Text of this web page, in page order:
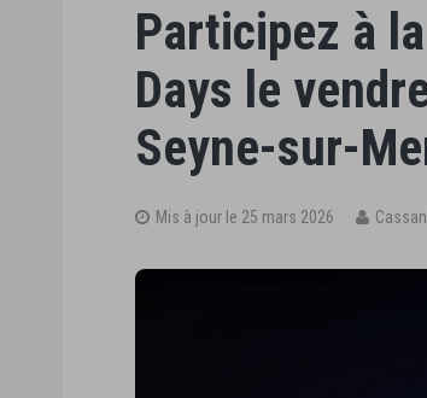
Participez à
Days le
Seyne-sur-
Mis à jour le 25 mars 2026